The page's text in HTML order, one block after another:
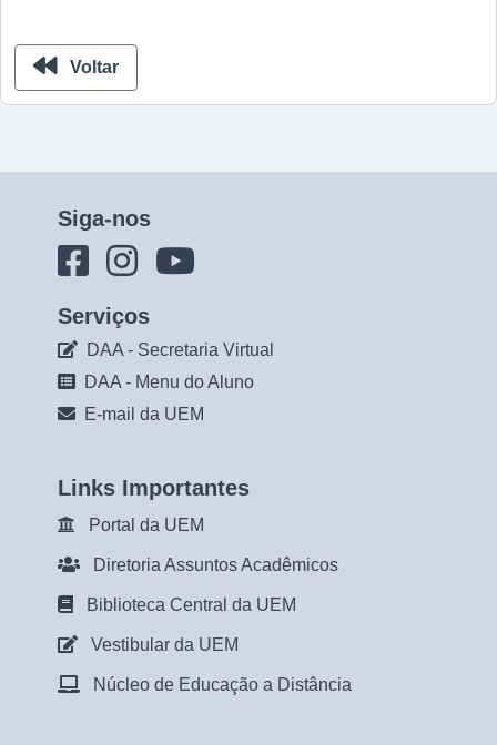
Voltar
Siga-nos
Serviços
DAA - Secretaria Virtual
DAA - Menu do Aluno
E-mail da UEM
Links Importantes
Portal da UEM
Diretoria Assuntos Acadêmicos
Biblioteca Central da UEM
Vestibular da UEM
Núcleo de Educação a Distância